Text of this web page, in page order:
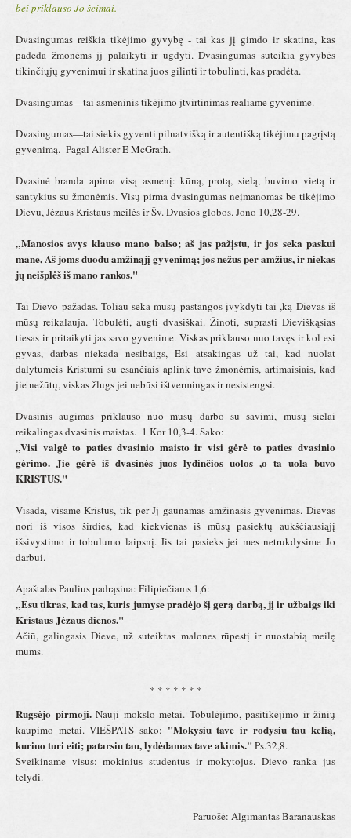
bei priklauso Jo šeimai.
Dvasingumas reiškia tikėjimo gyvybę - tai kas jį gimdo ir skatina, kas
padeda žmonėms jj palaikyti ir ugdyti. Dvasingumas suteikia gyvybės
tikinčiųjų gyvenimui ir skatina juos gilinti ir tobulinti, kas pradėta.
Dvasingumas—tai asmeninis tikėjimo jtvirtinimas realiame gyvenime.
Dvasingumas—tai siekis gyventi pilnatvišką ir autentišką tikėjimu pagrįstą
gyvenimą. Pagal Alister E McGrath.
Dvasinė branda apima visą asmenį: kūną, protą, sielą, buvimo vietą ir
santykius su žmonėmis. Visų pirma dvasingumas neįmanomas be tikėjimo
Dievu, Jėzaus Kristaus meilės ir Šv. Dvasios globos. Jono 10,28-29.
„Manosios avys klauso mano balso; aš jas pažįstu, ir jos seka paskui
mane, Aš joms duodu amžinąjį gyvenimą; jos nežus per amžius, ir niekas
jų neišplėš iš mano rankos."
Tai Dievo pažadas. Toliau seka mūsų pastangos įvykdyti tai ,ką Dievas iš
mūsų reikalauja. Tobulėti, augti dvasiškai. Žinoti, suprasti Dieviškąsias
tiesas ir pritaikyti jas savo gyvenime. Viskas priklauso nuo tavęs ir kol esi
gyvas, darbas niekada nesibaigs, Esi atsakingas už tai, kad nuolat
dalytumeis Kristumi su esančiais aplink tave žmonėmis, artimaisiais, kad
jie nežūtų, viskas žlugs jei nebūsi ištvermingas ir nesistengsi.
Dvasinis augimas priklauso nuo mūsų darbo su savimi, mūsų sielai
reikalingas dvasinis maistas. 1 Kor 10,3-4. Sako:
„Visi valgė to paties dvasinio maisto ir visi gėrė to paties dvasinio
gėrimo. Jie gėrė iš dvasinės juos lydinčios uolos ,o ta uola buvo
KRISTUS."
Visada, visame Kristus, tik per Jj gaunamas amžinasis gyvenimas. Dievas
nori iš visos širdies, kad kiekvienas iš mūsų pasiektų aukščiausiąjį
išsivystimo ir tobulumo laipsnį. Jis tai pasieks jei mes netrukdysime Jo
darbui.
Apaštalas Paulius padrąsina: Filipiečiams 1,6:
„Esu tikras, kad tas, kuris jumyse pradėjo šį gerą darbą, jį ir užbaigs iki
Kristaus Jėzaus dienos."
Ačiū, galingasis Dieve, už suteiktas malones rūpestį ir nuostabią meilę
mums.
* * * * * * *
Rugsėjo pirmoji.Nauji mokslo metai. Tobulėjimo, pasitikėjimo ir žinių
kaupimo metai. VIEŠPATS sako: "Mokysiu tave ir rodysiu tau kelią,
kuriuo turi eiti; patarsiu tau, lydėdamas tave akimis." Ps.32,8.
Sveikiname visus: mokinius studentus ir mokytojus. Dievo ranka jus
telydi.
Paruošė: Algimantas Baranauskas